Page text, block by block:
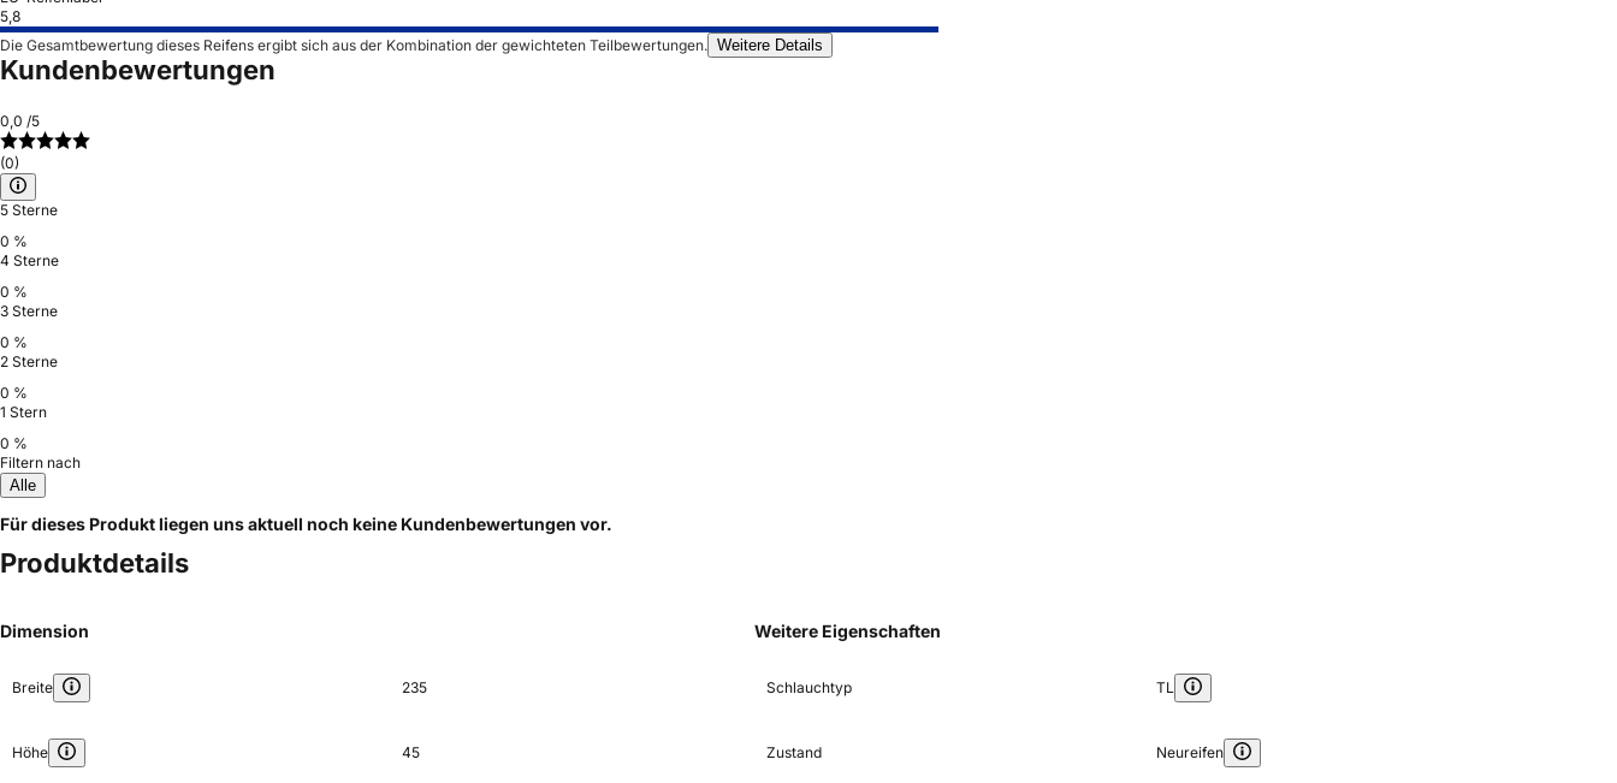
5,8
Die Gesamtbewertung dieses Reifens ergibt sich aus der Kombination der gewichteten Teilbewertungen. Weitere Details
Kundenbewertungen
0,0 /5
(0)
5 Sterne
0 %
4 Sterne
0 %
3 Sterne
0 %
2 Sterne
0 %
1 Stern
0 %
Filtern nach
Alle
Für dieses Produkt liegen uns aktuell noch keine Kundenbewertungen vor.
Produktdetails
Dimension
Breite 235
Höhe 45
Weitere Eigenschaften
Schlauchtyp TL
Zustand Neureifen